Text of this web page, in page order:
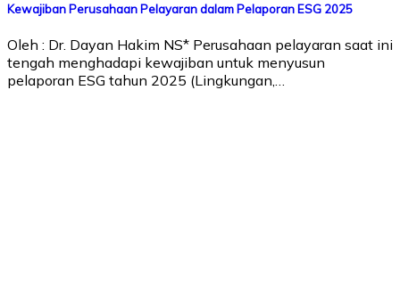
Kewajiban Perusahaan Pelayaran dalam Pelaporan ESG 2025
Oleh : Dr. Dayan Hakim NS* Perusahaan pelayaran saat ini
tengah menghadapi kewajiban untuk menyusun
pelaporan ESG tahun 2025 (Lingkungan,…